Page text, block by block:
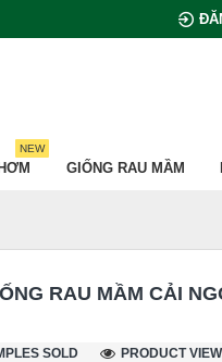
NEW
GIỐNG RAU MẦM
RAU MẦM CẢI
SOLD PRODUCT